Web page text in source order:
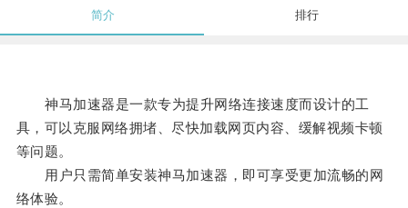
简介 排行
神马加速器是一款专为提升网络连接速度而设计的工
具，可以克服网络拥堵、尽快加载网页内容、缓解视频卡顿
等问题。
用户只需简单安装神马加速器，即可享受更加流畅的网
络体验。